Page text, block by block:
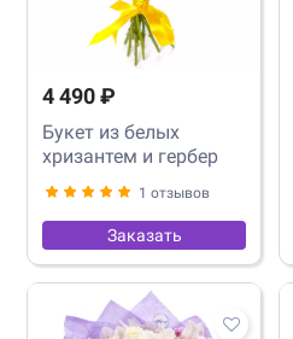
4 490 ₽
Букет из белых
хризантем и гербер
1 отзывов
Заказать